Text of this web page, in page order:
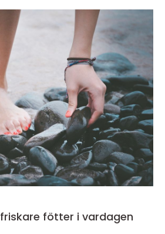
Fotvård i boden friskare fötter i vardagen